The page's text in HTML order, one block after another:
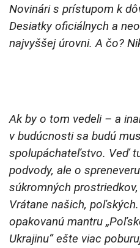
Novinári s prístupom k
Desiatky oficiálnych a
najvyššej úrovni. A čo?
Ak by o tom vedeli – a
v budúcnosti sa budú
spolupáchateľstvo. Veď
podvody, ale o
súkromných
Vrátane našich,
opakovanú mantru
Ukrajinu“ ešte viac